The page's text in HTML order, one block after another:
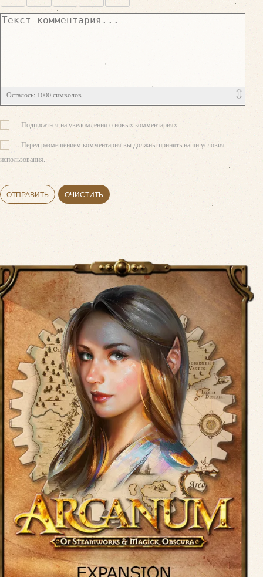
Осталось: 1000символов
Подписаться на уведомления о новых комментариях
Перед размещением комментария вы должны принять наши условия
использования.
ОТПРАВИТЬ ОЧИСТИТЬ